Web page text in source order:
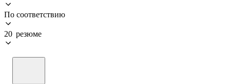
По соответствию
20 резюме